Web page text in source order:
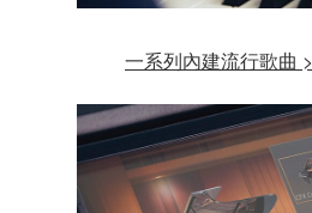
一系列內建流行歌曲 >